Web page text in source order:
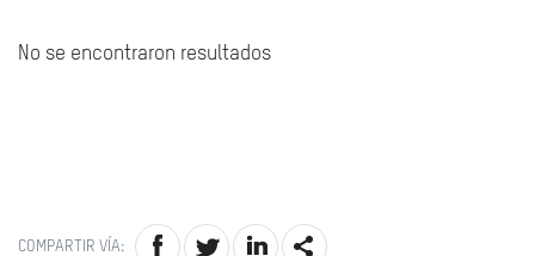
No se encontraron resultados
COMPARTIR VÍA: